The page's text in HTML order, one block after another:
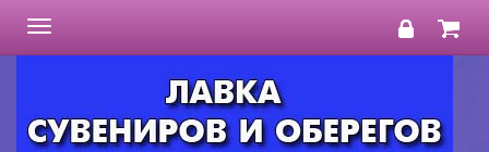
Toggle
navigation